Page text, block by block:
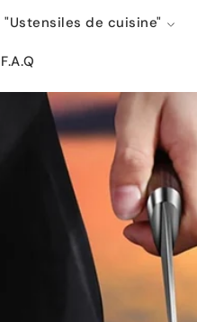
"Ustensiles de cuisine"
F.A.Q